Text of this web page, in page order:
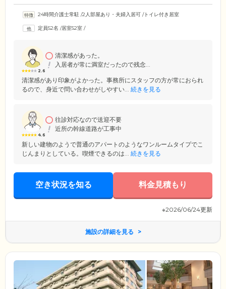
24時間介護士常駐 /2人部屋あり・夫婦入居可 /トイレ付き居室
定員52名 /居室52室 /
2.6
清潔感があった。
入居者が常に満室だったので残念...
清潔感があり印象がよかった。事務所にスタッフの方が常におられ
るので、身近で問い合わせがしやすい... 続きを見る
4.6
往診対応なので送迎不要
近所の幹線道路が工事中
新しい建物のようで普通のアパートのようなワンルームタイプでこ
じんまりとしている。喫煙できるのは... 続きを見る
空き状況を知る 料金見積もり
※2026/06/24更新
施設の詳細を見る